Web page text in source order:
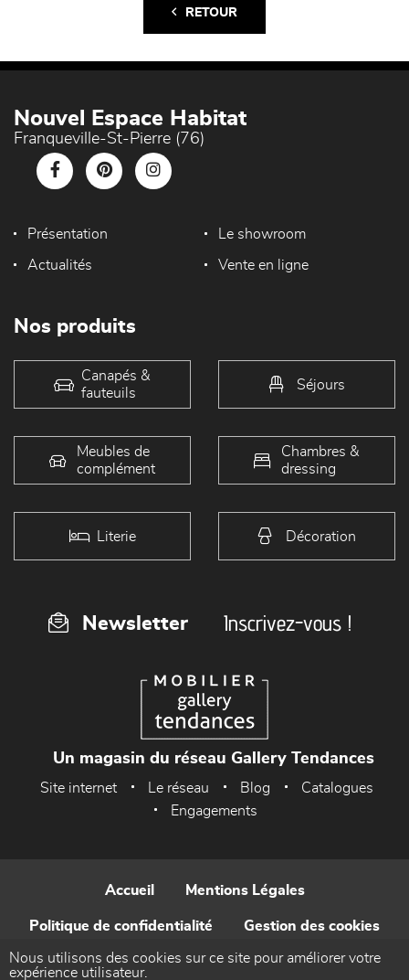
RETOUR
Nouvel Espace Habitat
Franqueville-St-Pierre (76)
Présentation Le showroom
Actualités Vente en ligne
Nos produits
Canapés &
fauteuils
Séjours
Meubles de
complément
Chambres &
dressing
Literie Décoration
Newsletter Inscrivez-vous !
Un magasin du réseau Gallery Tendances
Site internet Le réseau Blog
Catalogues
Engagements
Accueil Mentions Légales
Politique de confidentialité Gestion des cookies
Contact
Nous utilisons des cookies sur ce site pour améliorer votre
expérience utilisateur.